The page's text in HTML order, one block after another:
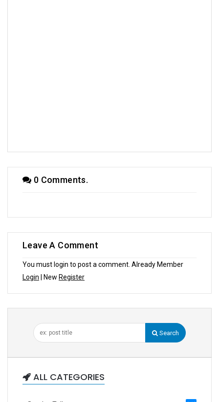
0 Comments.
Leave A Comment
You must login to post a comment. Already Member
Login | New Register
Search
ALL CATEGORIES